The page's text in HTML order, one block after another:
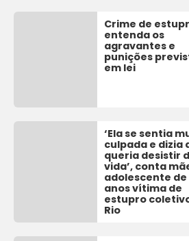
Crime de
entenda os
agravantes e
punições
em lei
‘Ela se sentia
culpada e dizia
queria desistir
vida’, conta
adolescente de
anos vítima de
estupro
Rio